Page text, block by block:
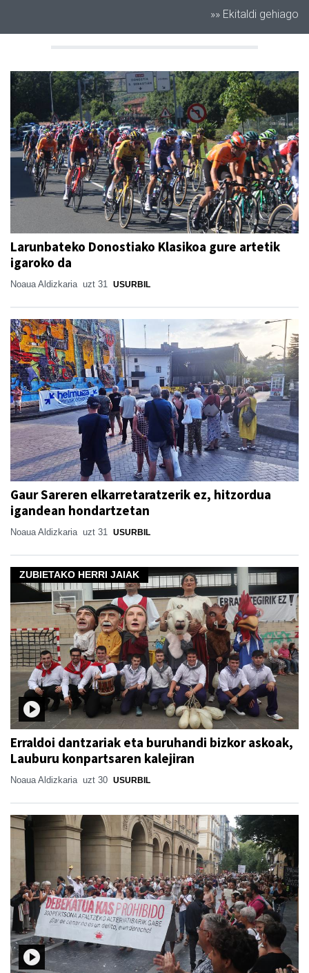
»» Ekitaldi gehiago
Larunbateko Donostiako Klasikoa gure artetik
igaroko da
Noaua Aldizkaria uzt 31 USURBIL
Gaur Sareren elkarretaratzerik ez, hitzordua
igandean hondartzetan
Noaua Aldizkaria uzt 31 USURBIL
ZUBIETAKO HERRI JAIAK
Erraldoi dantzariak eta buruhandi bizkor askoak,
Lauburu konpartsaren kalejiran
Noaua Aldizkaria uzt 30 USURBIL